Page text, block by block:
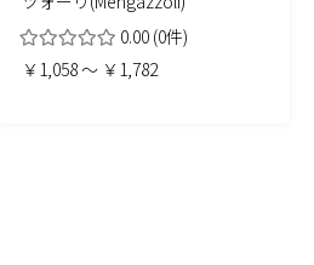
0.00 (0件)
￥1,058 ～ ￥1,782